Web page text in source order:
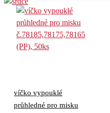
víčko vypouklé
průhledné pro misku